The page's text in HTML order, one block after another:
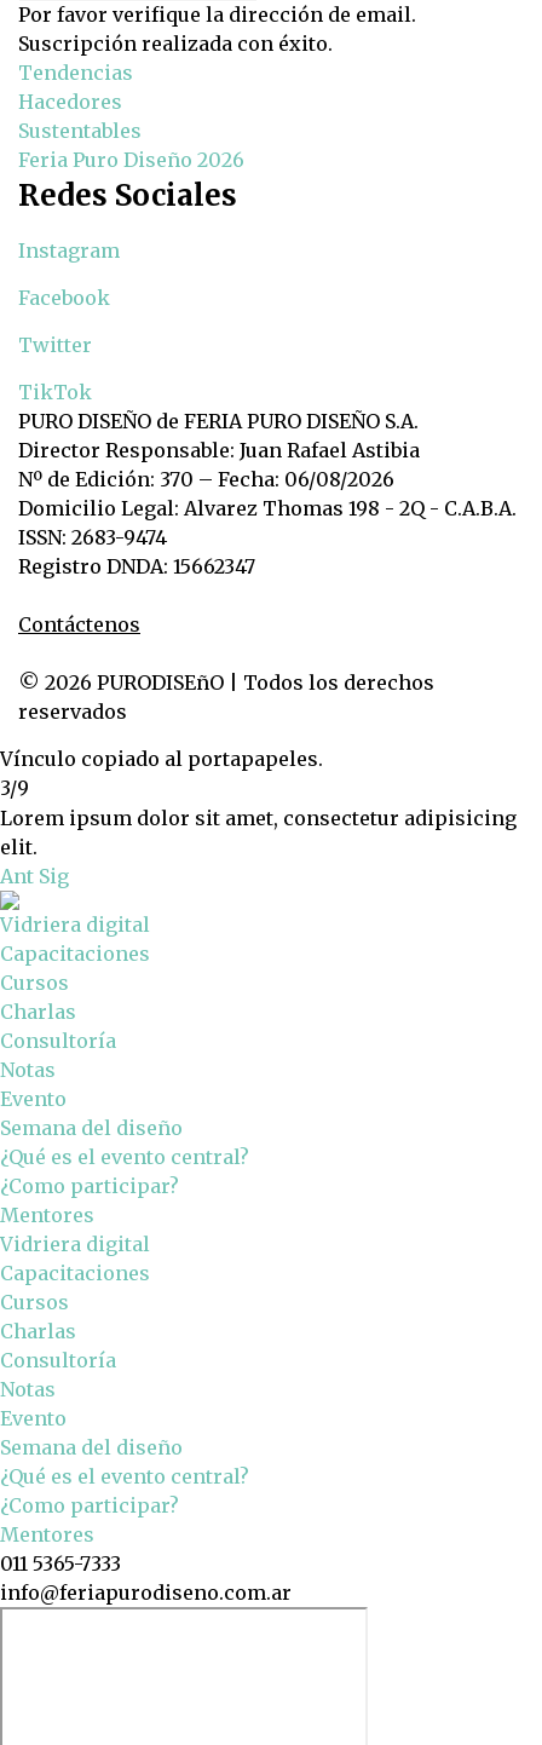
Por favor verifique la dirección de email.
Suscripción realizada con éxito.
Tendencias
Hacedores
Sustentables
Feria Puro Diseño 2026
Redes Sociales
Instagram
Facebook
Twitter
TikTok
PURO DISEÑO de FERIA PURO DISEÑO S.A.
Director Responsable: Juan Rafael Astibia
Nº de Edición: 370 – Fecha: 06/08/2026
Domicilio Legal: Alvarez Thomas 198 - 2Q - C.A.B.A.
ISSN: 2683-9474
Registro DNDA: 15662347
Contáctenos
© 2026 PURODISEñO | Todos los derechos
reservados
Vínculo copiado al portapapeles.
3/9
Lorem ipsum dolor sit amet, consectetur adipisicing
elit.
Ant Sig
Vidriera digital
Capacitaciones
Cursos
Charlas
Consultoría
Notas
Evento
Semana del diseño
¿Qué es el evento central?
¿Como participar?
Mentores
Vidriera digital
Capacitaciones
Cursos
Charlas
Consultoría
Notas
Evento
Semana del diseño
¿Qué es el evento central?
¿Como participar?
Mentores
011 5365-7333
info@feriapurodiseno.com.ar